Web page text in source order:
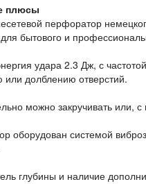
плюсы
перфоратор
для бытового и
удара 2.3 Дж, с
или долблению отверстий.
можно закручивать или,
оборудован системой
глубины и наличие